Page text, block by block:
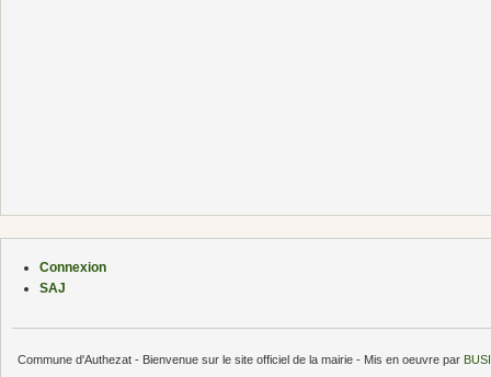
Connexion
SAJ
Commune d'Authezat - Bienvenue sur le site officiel de la mairie - Mis en oeuvre par